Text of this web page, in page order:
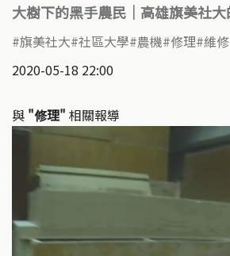
大樹下的黑手農民｜高雄旗美社
旗美社大 社區大學 農機 修理 維修
2020-05-18 22:00
與 "修理" 相關報導